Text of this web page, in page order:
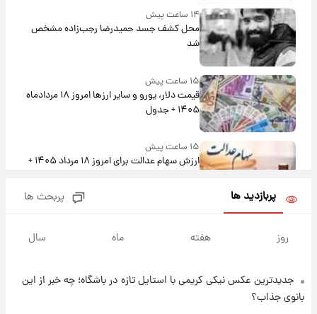
۱۴ ساعت پیش
محل کشف جسد حمیدرضا رجب‌زاده مشخص
شد
۱۵ ساعت پیش
قیمت دلار، یورو و سایر ارزها امروز ۱۸ مردادماه
۱۴۰۵ + جدول
۱۵ ساعت پیش
ارزش سهام عدالت برای امروز ۱۸ مرداد ۱۴۰۵ +
دل صحرا + عکس
۱۷ ساعت پیش
پربازدید ها پربحث ها
روز هفته ماه سال
جدیدترین عکس نیکی کریمی با استایل تازه در باشگاه؛ چه خبر از این
بانوی جذاب؟